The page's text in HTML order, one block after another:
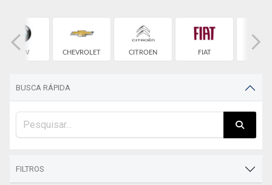
BMW CHEVROLET CITROEN FIAT
BUSCA RÁPIDA
FILTROS